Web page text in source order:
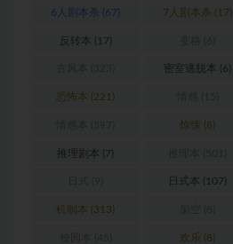
6人剧本杀 (67) 7人剧本杀 (17)
反转本 (17)
密室逃脱本 (6)
恐怖本 (221)
惊悚 (8)
推理剧本 (7)
日式本 (107)
机制本 (313)
欢乐 (8)